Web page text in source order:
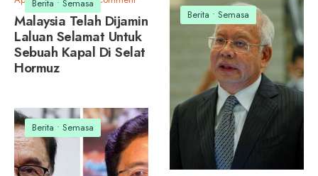
Berita • Semasa
Malaysia Telah Dijamin
Laluan Selamat Untuk
Sebuah Kapal Di Selat
Hormuz
Berita • Semasa
Berita • Semasa